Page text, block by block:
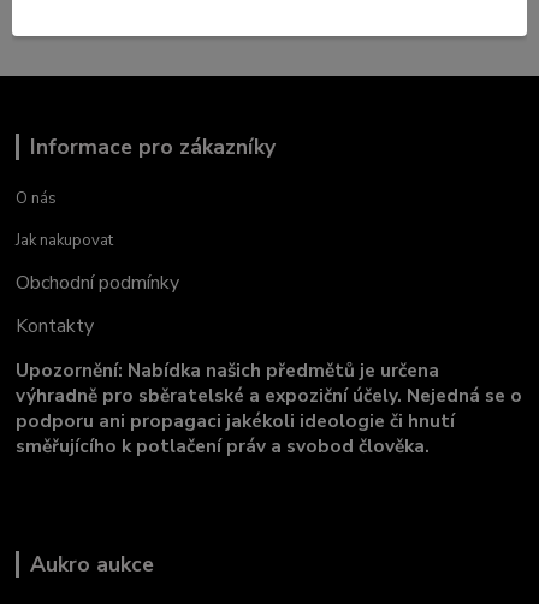
Informace pro zákazníky
O nás
Jak nakupovat
Obchodní podmínky
Kontakty
Upozornění: Nabídka našich předmětů je určena
výhradně pro sběratelské a expoziční účely. Nejedná se o
podporu ani propagaci jakékoli ideologie či hnutí
směřujícího k potlačení práv a svobod člověka.
Aukro aukce